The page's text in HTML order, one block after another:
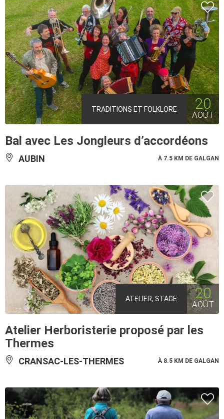
TRADITIONS ET FOLKLORE 20
AOÛT
Bal avec Les Jongleurs d’accordéons
AUBIN À 7.5 KM DE GALGAN
ATELIER, STAGE 20
AOÛT
Atelier Herboristerie proposé par les
Thermes
CRANSAC-LES-THERMES À 8.5 KM DE GALGAN